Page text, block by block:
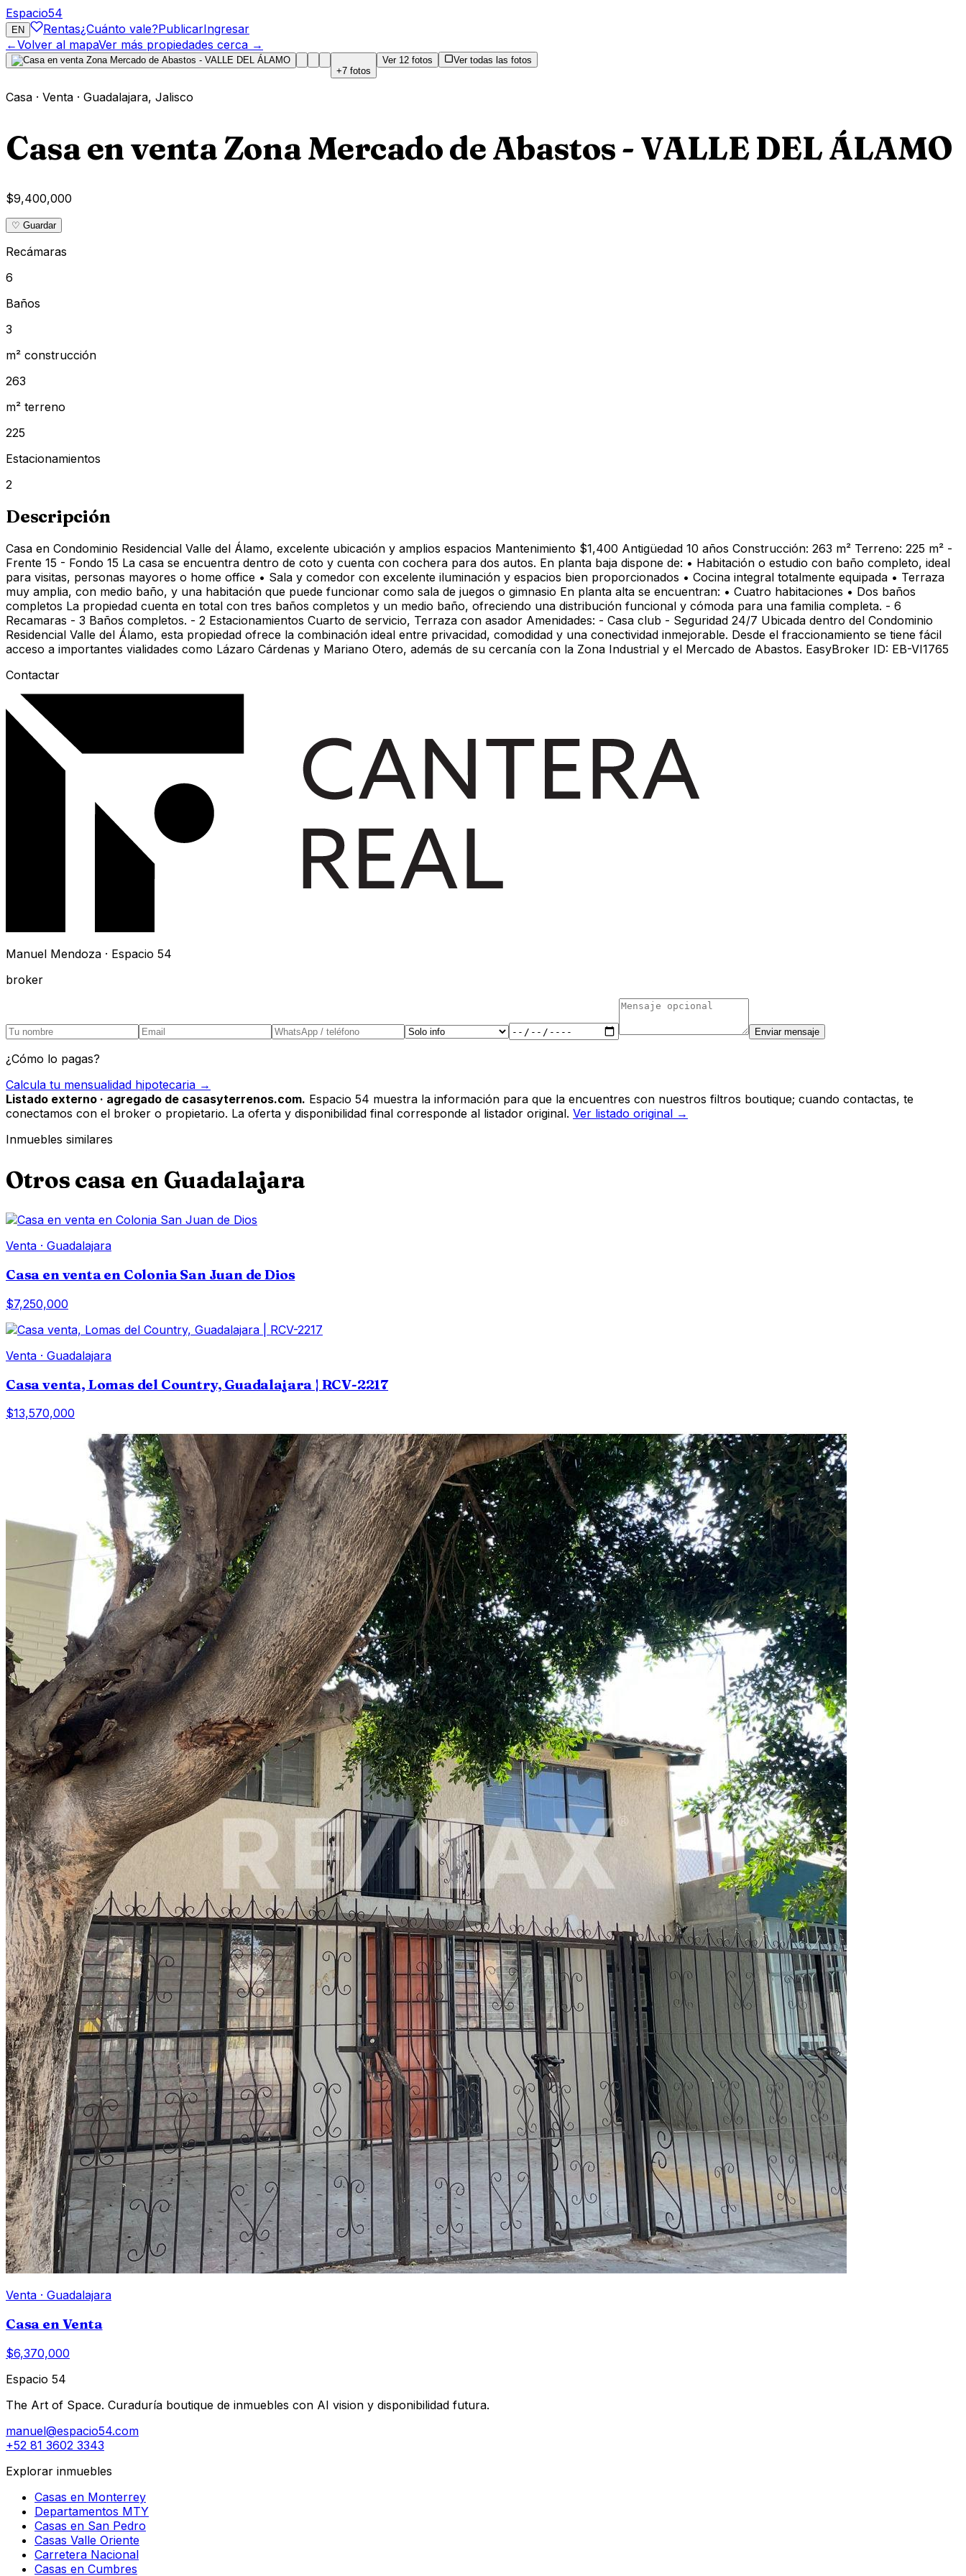
Espacio54
EN Rentas¿Cuánto vale?PublicarIngresar
←Volver al mapaVer más propiedades cerca →
+7 fotos
Ver 12 fotos Ver todas las fotos
Casa · Venta · Guadalajara, Jalisco
Casa en venta Zona Mercado de Abastos - VALLE DEL ÁLAMO
$9,400,000
♡ Guardar
Recámaras
6
Baños
3
m² construcción
263
m² terreno
225
Estacionamientos
2
Descripción
Casa en Condominio Residencial Valle del Álamo, excelente ubicación y amplios espacios Mantenimiento $1,400 Antigüedad 10 años Construcción: 263 m² Terreno: 225 m² -
Frente 15 - Fondo 15 La casa se encuentra dentro de coto y cuenta con cochera para dos autos. En planta baja dispone de: • Habitación o estudio con baño completo, ideal
para visitas, personas mayores o home office • Sala y comedor con excelente iluminación y espacios bien proporcionados • Cocina integral totalmente equipada • Terraza
muy amplia, con medio baño, y una habitación que puede funcionar como sala de juegos o gimnasio En planta alta se encuentran: • Cuatro habitaciones • Dos baños
completos La propiedad cuenta en total con tres baños completos y un medio baño, ofreciendo una distribución funcional y cómoda para una familia completa. - 6
Recamaras - 3 Baños completos. - 2 Estacionamientos Cuarto de servicio, Terraza con asador Amenidades: - Casa club - Seguridad 24/7 Ubicada dentro del Condominio
Residencial Valle del Álamo, esta propiedad ofrece la combinación ideal entre privacidad, comodidad y una conectividad inmejorable. Desde el fraccionamiento se tiene fácil
acceso a importantes vialidades como Lázaro Cárdenas y Mariano Otero, además de su cercanía con la Zona Industrial y el Mercado de Abastos. EasyBroker ID: EB-VI1765
Contactar
Manuel Mendoza · Espacio 54
broker
Enviar mensaje
¿Cómo lo pagas?
Calcula tu mensualidad hipotecaria →
Listado externo · agregado de casasyterrenos.com. Espacio 54 muestra la información para que la encuentres con nuestros filtros boutique; cuando contactas, te
conectamos con el broker o propietario. La oferta y disponibilidad final corresponde al listador original. Ver listado original →
Inmuebles similares
Otros casa en Guadalajara
Venta · Guadalajara
Casa en venta en Colonia San Juan de Dios
$7,250,000
Venta · Guadalajara
Casa venta, Lomas del Country, Guadalajara | RCV-2217
$13,570,000
Venta · Guadalajara
Casa en Venta
$6,370,000
Espacio 54
The Art of Space. Curaduría boutique de inmuebles con AI vision y disponibilidad futura.
manuel@espacio54.com
+52 81 3602 3343
Explorar inmuebles
Casas en Monterrey
Departamentos MTY
Casas en San Pedro
Casas Valle Oriente
Carretera Nacional
Casas en Cumbres